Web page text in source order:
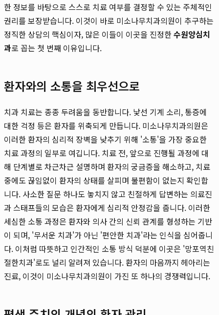
한 정보를 바탕으로 스스로 치료 여부를 결정할 수 있는 주체적인
권리를 보장받습니다. 이것이 바로 미소나무치과의원이 추구하는
정직한 상담의 핵심이자, 많은 이들이 이곳을 진정한수원양심치
과로 꼽는 첫 번째 이유입니다.
환자와의 소통을 최우선으로
치과 치료는 종종 두려움을 동반합니다. 낯선 기계 소리, 통증에
대한 걱정 등은 환자를 위축되게 만듭니다. 미소나무치과의원은
이러한 환자의 심리적 장벽을 낮추기 위해 '소통'을 가장 중요한
치료 과정의 일부로 여깁니다. 치료 전, 앞으로 진행될 과정에 대
해 단계별로 차근차근 설명하며 환자의 궁금증을 해소하고, 치료
중에도 끊임없이 환자의 상태를 살피며 불편함이 없는지 확인합
니다. 사소한 질문 하나도 놓치지 않고 친절하게 답변하는 의료진
과 스태프들의 모습은 환자에게 심리적 안정감을 줍니다. 이러한
세심한 소통 과정은 환자와 의사 간의 신뢰 관계를 형성하는 기반
이 되며, '무서운 치과'가 아닌 '편안한 치과'라는 인식을 심어줍니
다. 이처럼 따뜻하고 인간적인 소통 방식 덕분에 이곳은 '망포역친
절한치과'로도 널리 알려져 있습니다. 환자의 마음까지 헤아리는
진료, 이것이 미소나무치과의원이 가진 또 하나의 경쟁력입니다.